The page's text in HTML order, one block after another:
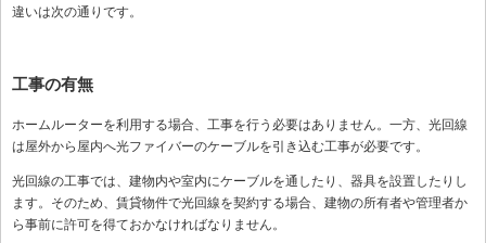
違いは次の通りです。
工事の有無
ホームルーターを利用する場合、工事を行う必要はありません。一方、光回線
は屋外から屋内へ光ファイバーのケーブルを引き込む工事が必要です。
光回線の工事では、建物内や室内にケーブルを通したり、器具を設置したりし
ます。そのため、賃貸物件で光回線を契約する場合、建物の所有者や管理者か
ら事前に許可を得ておかなければなりません。